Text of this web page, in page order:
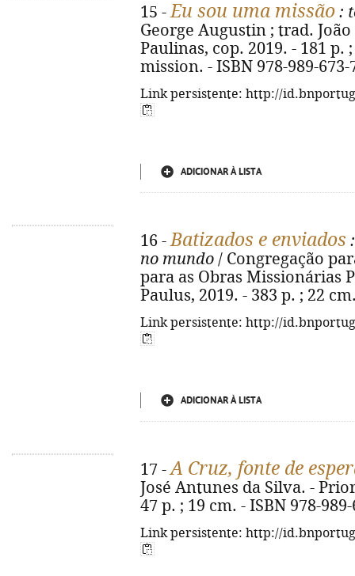
15 -Eu sou uma missão :
George Augustin ; trad.
Paulinas, cop. 2019. - 181
mission. - ISBN 978-989-673-
Link persistente: http://
ADICIONAR À LISTA
16 -Batizados e enviados
no mundo / Congregação
para as Obras Missionárias
Paulus, 2019. - 383 p. ; 22
Link persistente: http://
ADICIONAR À LISTA
17 -A Cruz, fonte de
José Antunes da Silva. -
47 p. ; 19 cm. - ISBN 978-
Link persistente: http://